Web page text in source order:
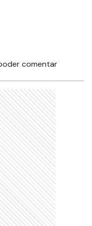
comentar